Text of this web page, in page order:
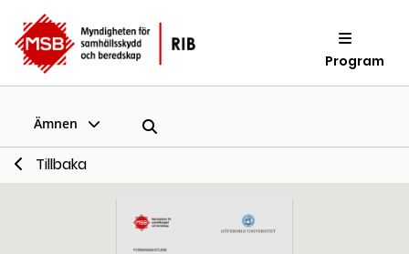
Program
Ämnen
Tillbaka